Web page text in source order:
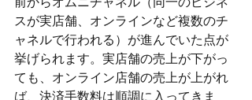
スが実店舗、オンラインなど複数のチ
ャネルで行われる）が進んでいた点が
挙げられます。実店舗の売上が下がっ
ても、オンライン店舗の売上が上がれ
ば、決済手数料は順調に入ってきま